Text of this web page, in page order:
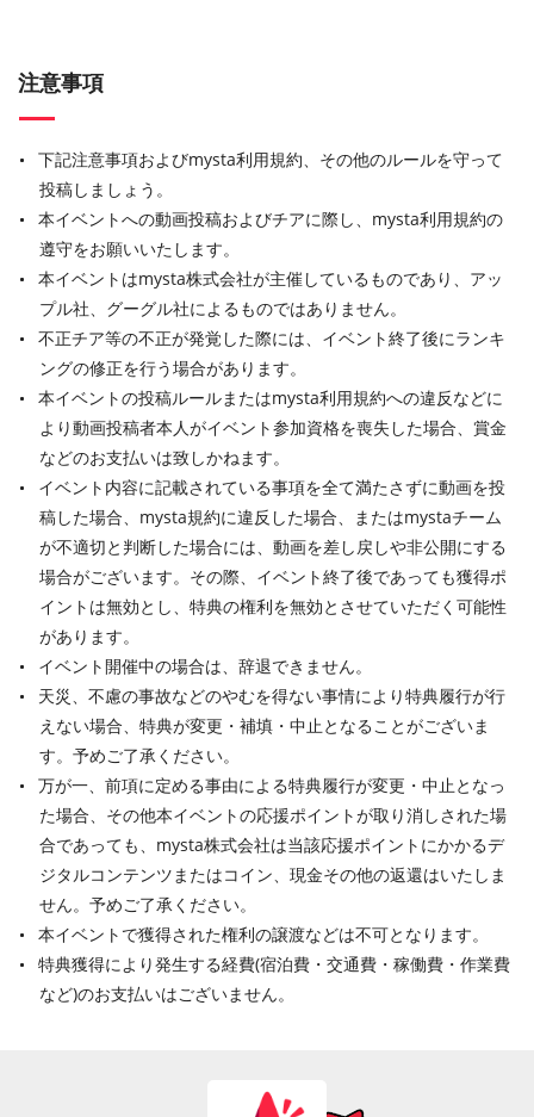
注意事項
下記注意事項およびmysta利用規約、その他のルールを守って
投稿しましょう。
本イベントへの動画投稿およびチアに際し、mysta利用規約の
遵守をお願いいたします。
本イベントはmysta株式会社が主催しているものであり、アッ
プル社、グーグル社によるものではありません。
不正チア等の不正が発覚した際には、イベント終了後にランキ
ングの修正を行う場合があります。
本イベントの投稿ルールまたはmysta利用規約への違反などに
より動画投稿者本人がイベント参加資格を喪失した場合、賞金
などのお支払いは致しかねます。
イベント内容に記載されている事項を全て満たさずに動画を投
稿した場合、mysta規約に違反した場合、またはmystaチーム
が不適切と判断した場合には、動画を差し戻しや非公開にする
場合がございます。その際、イベント終了後であっても獲得ポ
イントは無効とし、特典の権利を無効とさせていただく可能性
があります。
イベント開催中の場合は、辞退できません。
天災、不慮の事故などのやむを得ない事情により特典履行が行
えない場合、特典が変更・補填・中止となることがございま
す。予めご了承ください。
万が一、前項に定める事由による特典履行が変更・中止となっ
た場合、その他本イベントの応援ポイントが取り消しされた場
合であっても、mysta株式会社は当該応援ポイントにかかるデ
ジタルコンテンツまたはコイン、現金その他の返還はいたしま
せん。予めご了承ください。
本イベントで獲得された権利の譲渡などは不可となります。
特典獲得により発生する経費(宿泊費・交通費・稼働費・作業費
など)のお支払いはございません。